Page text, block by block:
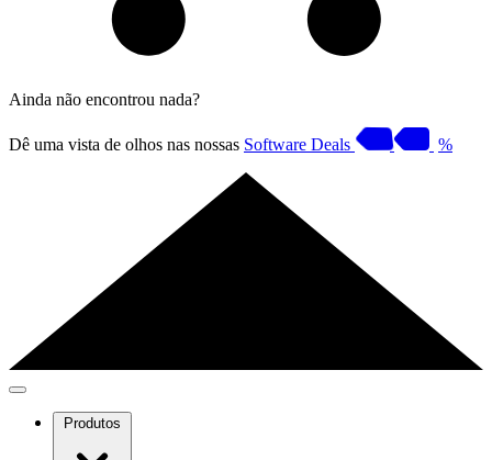
Ainda não encontrou nada?
Dê uma vista de olhos nas nossas Software Deals %
Produtos